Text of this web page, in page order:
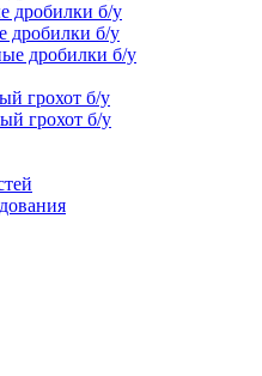
дробилки б/у
дробилки б/у
дробилки б/у
грохот б/у
грохот б/у